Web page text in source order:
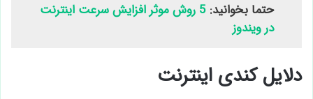
حتما بخوانید:
5 روش موثر افزایش سرعت اینترنت
در ویندوز
دلایل کندی اینترنت